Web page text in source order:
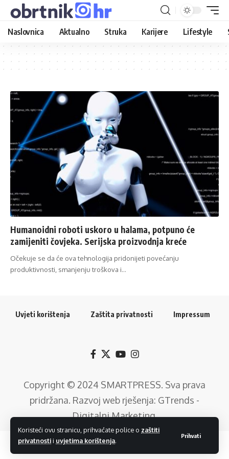
Koristeći ovu stranicu, prihvaćate police o zaštiti
privatnostii uvjetima korištenja.
Prihvati
Naslovnica Aktualno Struka Karijere Lifestyle
Humanoidni roboti uskoro u halama, potpuno će
zamijeniti čovjeka. Serijska proizvodnja kreće
Očekuje se da će ova tehnologija pridonijeti povećanju
produktivnosti, smanjenju troškova i…
Uvjeti korištenja Zaštita privatnosti Impressum
Copyright © 2024 SMARTPRESS. Sva prava
pridržana. Razvoj web rješenja: GTrends -
Digitalni Marketing.